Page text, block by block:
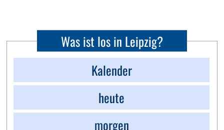
Was ist los in Leipzig?
Kalender
heute
morgen